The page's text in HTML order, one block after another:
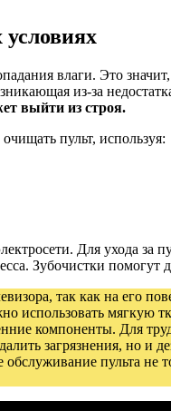
влаги. Это
из-за
выйти из строя.
пульт, используя:
Для ухода
Зубочистки помогут
так как на его
использовать мягкую
компоненты. Для
загрязнения, но и
пульта не